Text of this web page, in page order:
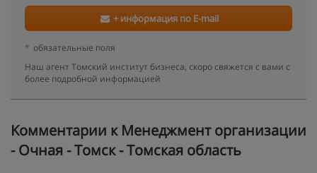
+ информация по E-mail
* обязательные поля
Наш агент Томский институт бизнеса, скоро свяжется с вами с
более подробной информацией
Kомментарии к Менеджмент организации
- Очная - Томск - Томская область